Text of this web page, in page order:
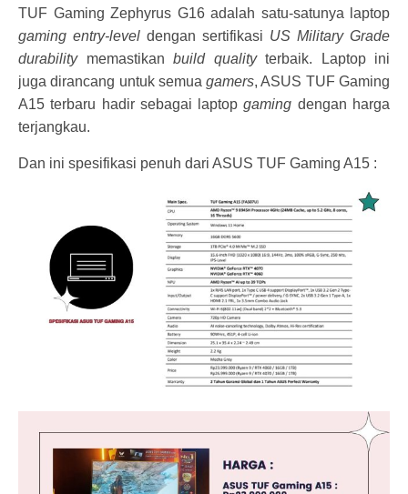
TUF Gaming Zephyrus G16 adalah satu-satunya laptop
gaming entry-level dengan sertifikasi US Military Grade
durabilitymemastikan build qualityterbaik. Laptop ini
juga dirancang untuk semuagamers, ASUS TUF Gaming
A15 terbaru hadir sebagai laptopgaming dengan harga
terjangkau.
Dan ini spesifikasi penuh dari ASUS TUF Gaming A15 :